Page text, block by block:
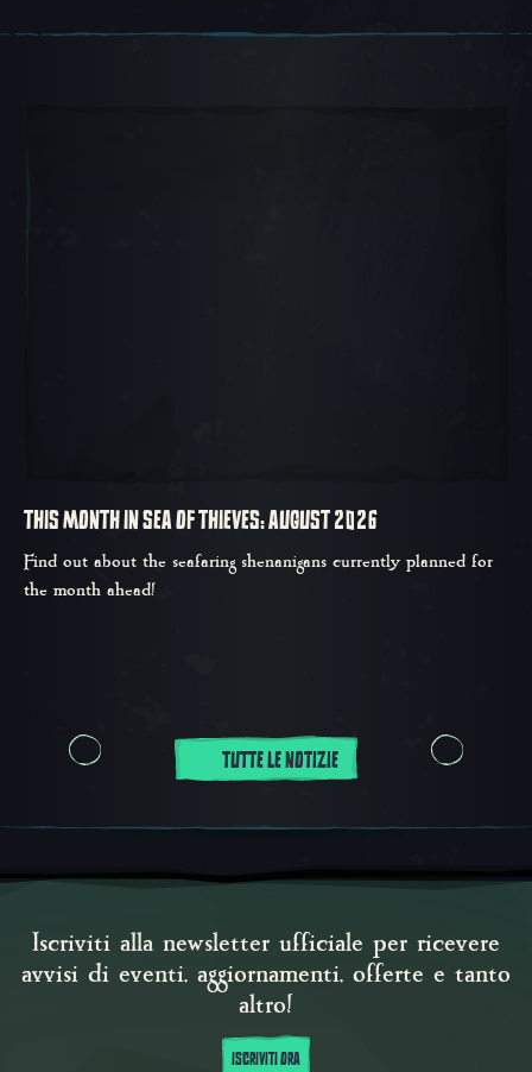
THIS MONTH IN SEA OF THIEVES: AUGUST 2026
Find out about the seafaring shenanigans currently planned for
the month ahead!
TUTTE LE NOTIZIE
Iscriviti alla newsletter ufficiale per ricevere
avvisi di eventi, aggiornamenti, offerte e tanto
altro!
ISCRIVITI ORA